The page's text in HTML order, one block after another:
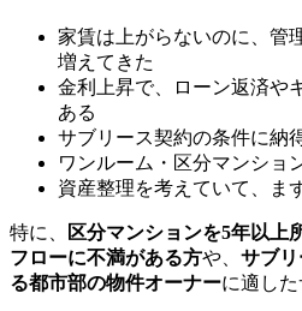
家賃は上がらないのに、管
増えてきた
金利上昇で、ローン返済や
ある
サブリース契約の条件に納
ワンルーム・区分マンショ
資産整理を考えていて、ま
特に、
区分マンションを5年以上
フローに不満がある方や、 サブ
る都市部の物件オーナーに適した